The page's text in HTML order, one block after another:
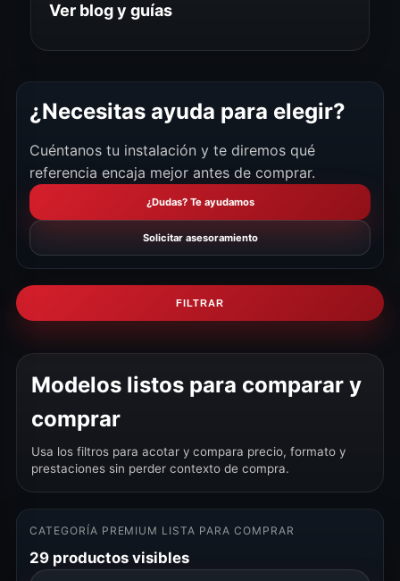
Ver blog y guías
¿Necesitas ayuda para elegir?
Cuéntanos tu instalación y te diremos qué
referencia encaja mejor antes de comprar.
¿Dudas? Te ayudamos
Solicitar asesoramiento
FILTRAR
Modelos listos para comparar y
comprar
Usa los filtros para acotar y compara precio, formato y
prestaciones sin perder contexto de compra.
CATEGORÍA PREMIUM LISTA PARA COMPRAR
29 productos visibles